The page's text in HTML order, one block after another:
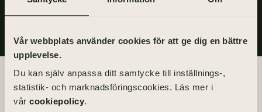
Vår webbplats använder cookies för att ge dig en bättre
upplevelse.
Du kan själv anpassa ditt samtycke till inställnings-,
statistik- och marknadsföringscookies. Läs mer i
vår cookiepolicy.
Begravningsdagen
BEGRAVNING